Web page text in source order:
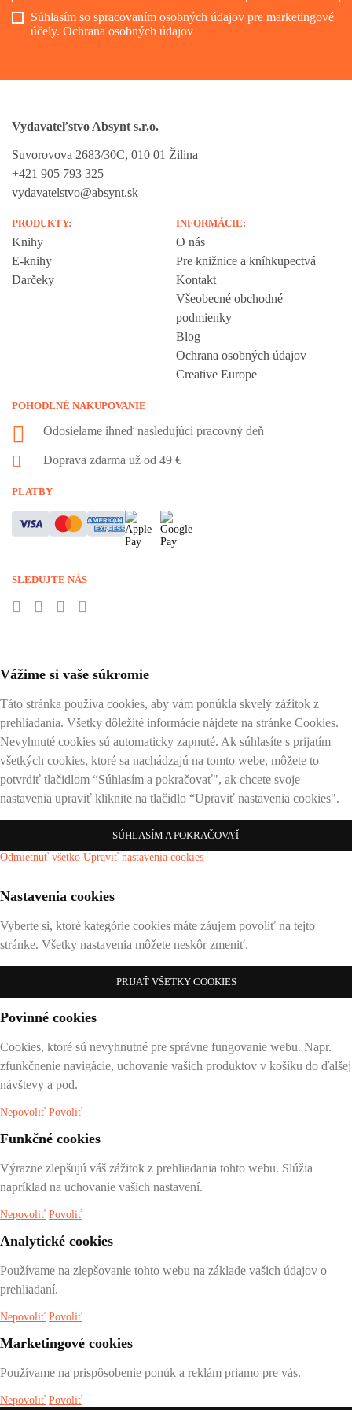
Súhlasím so spracovaním osobných údajov pre marketingové
účely. Ochrana osobných údajov
Vydavateľstvo Absynt s.r.o.
Suvorovova 2683/30C, 010 01 Žilina
+421 905 793 325
vydavatelstvo@absynt.sk
PRODUKTY:
Knihy
E-knihy
Darčeky
INFORMÁCIE:
O nás
Pre knižnice a kníhkupectvá
Kontakt
Všeobecné obchodné
podmienky
Blog
Ochrana osobných údajov
Creative Europe
POHODLNÉ NAKUPOVANIE
Odosielame ihneď nasledujúci pracovný deň
Doprava zdarma už od 49 €
PLATBY
SLEDUJTE NÁS
Vážime si vaše súkromie
Táto stránka používa cookies, aby vám ponúkla skvelý zážitok z
prehliadania. Všetky dôležité informácie nájdete na stránke Cookies.
Nevyhnuté cookies sú automaticky zapnuté. Ak súhlasíte s prijatím
všetkých cookies, ktoré sa nachádzajú na tomto webe, môžete to
potvrdiť tlačidlom “Súhlasím a pokračovať", ak chcete svoje
nastavenia upraviť kliknite na tlačidlo “Upraviť nastavenia cookies".
SÚHLASÍM A POKRAČOVAŤ
Odmietnuť všetko Upraviť nastavenia cookies
Nastavenia cookies
Vyberte si, ktoré kategórie cookies máte záujem povoliť na tejto
stránke. Všetky nastavenia môžete neskôr zmeniť.
PRIJAŤ VŠETKY COOKIES
Povinné cookies
Cookies, ktoré sú nevyhnutné pre správne fungovanie webu. Napr.
zfunkčnenie navigácie, uchovanie vašich produktov v košíku do ďalšej
návštevy a pod.
Nepovoliť Povoliť
Funkčné cookies
Výrazne zlepšujú váš zážitok z prehliadania tohto webu. Slúžia
napríklad na uchovanie vašich nastavení.
Nepovoliť Povoliť
Analytické cookies
Používame na zlepšovanie tohto webu na základe vašich údajov o
prehliadaní.
Nepovoliť Povoliť
Marketingové cookies
Používame na prispôsobenie ponúk a reklám priamo pre vás.
Nepovoliť Povoliť